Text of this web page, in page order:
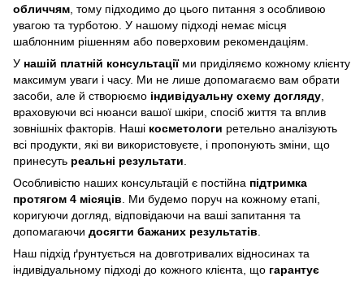
обличчям , тому підходимо до цього питання з особливою
увагою та турботою. У нашому підході немає місця
шаблонним рішенням або поверховим рекомендаціям.
У нашій платній консультаціїми приділяємо кожному клієнту
максимум уваги і часу. Ми не лише допомагаємо вам обрати
засоби, але й створюємо індивідуальну схему догляду
враховуючи всі нюанси вашої шкіри, спосіб життя та вплив
зовнішніх факторів. Наші косметологи ретельно аналізують
всі продукти, які ви використовуєте, і пропонують зміни, що
принесуть реальні результати
Особливістю наших консультацій є постійна підтримка
протягом 4 місяців . Ми будемо поруч на кожному етапі,
коригуючи догляд, відповідаючи на ваші запитання та
допомагаючи досягти бажаних результатів
Наш підхід ґрунтується на довготривалих відносинах та
індивідуальному підході до кожного клієнта, що гарантує